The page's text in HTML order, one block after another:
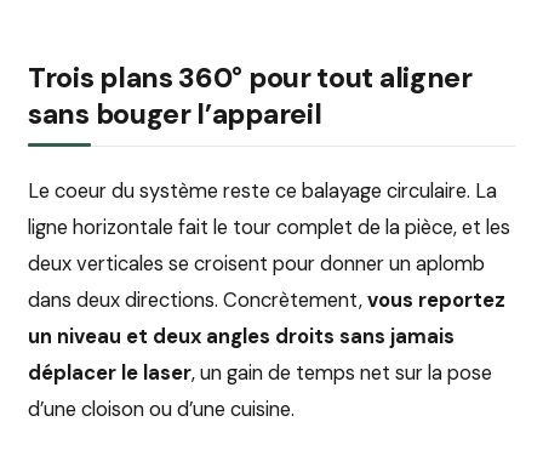
Trois plans 360° pour tout aligner
sans bouger l’appareil
Le coeur du système reste ce balayage circulaire. La
ligne horizontale fait le tour complet de la pièce, et les
deux verticales se croisent pour donner un aplomb
dans deux directions. Concrètement,vous reportez
un niveau et deux angles droits sans jamais
déplacer le laser, un gain de temps net sur la pose
d’une cloison ou d’une cuisine.